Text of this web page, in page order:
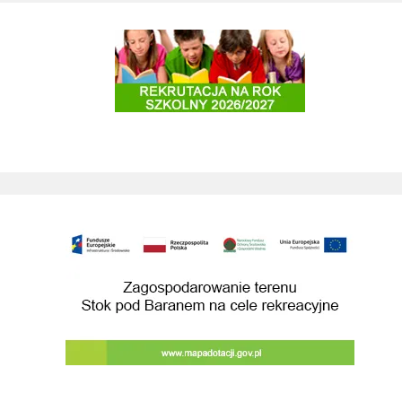
Rekrutacja do szkół i przedszkoli